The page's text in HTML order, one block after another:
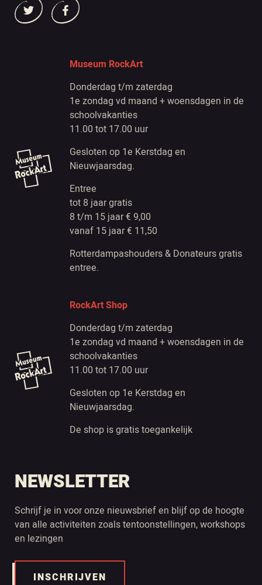
Museum RockArt
Donderdag t/m zaterdag
1e zondag vd maand + woensdagen in de
schoolvakanties
11.00 tot 17.00 uur
Gesloten op 1e Kerstdag en
Nieuwjaarsdag.
Entree
tot 8 jaar gratis
8 t/m 15 jaar € 9,00
vanaf 15 jaar € 11,50
Rotterdampashouders & Donateurs gratis
entree.
RockArt Shop
Donderdag t/m zaterdag
1e zondag vd maand + woensdagen in de
schoolvakanties
11.00 tot 17.00 uur
Gesloten op 1e Kerstdag en
Nieuwjaarsdag.
De shop is gratis toegankelijk
NEWSLETTER
Schrijf je in voor onze nieuwsbrief en blijf op de hoogte
van alle activiteiten zoals tentoonstellingen, workshops
en lezingen
INSCHRIJVEN